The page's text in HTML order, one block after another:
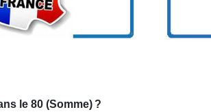
le 80 (Somme) ?